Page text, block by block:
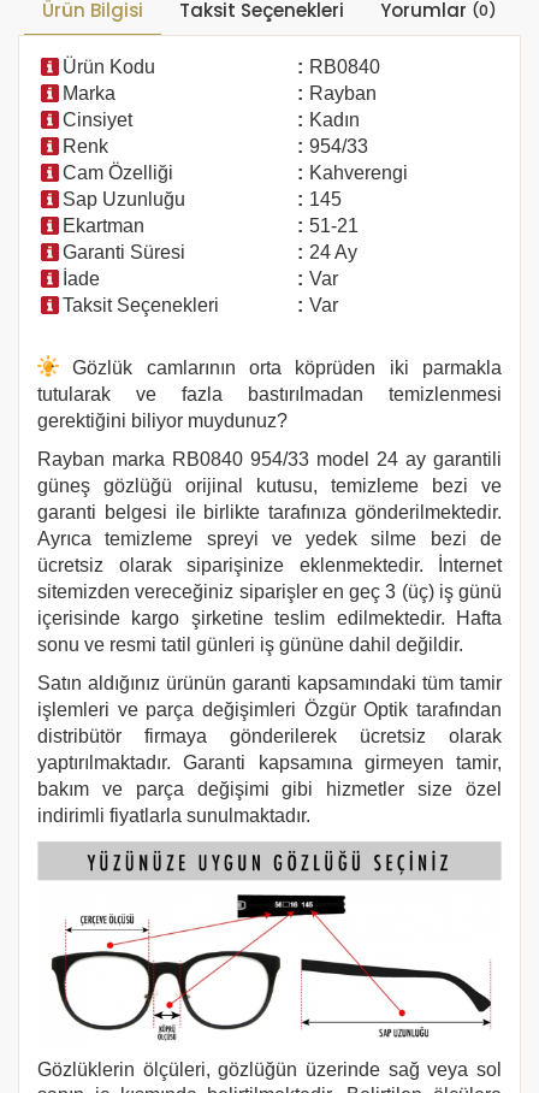
Ürün Bilgisi Taksit Seçenekleri Yorumlar (0)
Ürün Kodu : RB0840
Marka
: Rayban
Cinsiyet
: Kadın
Renk
: 954/33
Cam Özelliği
: Kahverengi
Sap Uzunluğu
: 145
Ekartman
: 51-21
Garanti Süresi
: 24 Ay
İade
: Var
Taksit Seçenekleri
: Var
Gözlük camlarının orta köprüden iki parmakla
tutularak ve fazla bastırılmadan temizlenmesi
gerektiğini biliyor muydunuz?
Rayban marka RB0840 954/33 model 24 ay garantili
güneş gözlüğü orijinal kutusu, temizleme bezi ve
garanti belgesi ile birlikte tarafınıza gönderilmektedir.
Ayrıca temizleme spreyi ve yedek silme bezi de
ücretsiz olarak siparişinize eklenmektedir. İnternet
sitemizden vereceğiniz siparişler en geç 3 (üç) iş günü
içerisinde kargo şirketine teslim edilmektedir. Hafta
sonu ve resmi tatil günleri iş gününe dahil değildir.
Satın aldığınız ürünün garanti kapsamındaki tüm tamir
işlemleri ve parça değişimleri Özgür Optik tarafından
distribütör firmaya gönderilerek ücretsiz olarak
yaptırılmaktadır. Garanti kapsamına girmeyen tamir,
bakım ve parça değişimi gibi hizmetler size özel
indirimli fiyatlarla sunulmaktadır.
Gözlüklerin ölçüleri, gözlüğün üzerinde sağ veya sol